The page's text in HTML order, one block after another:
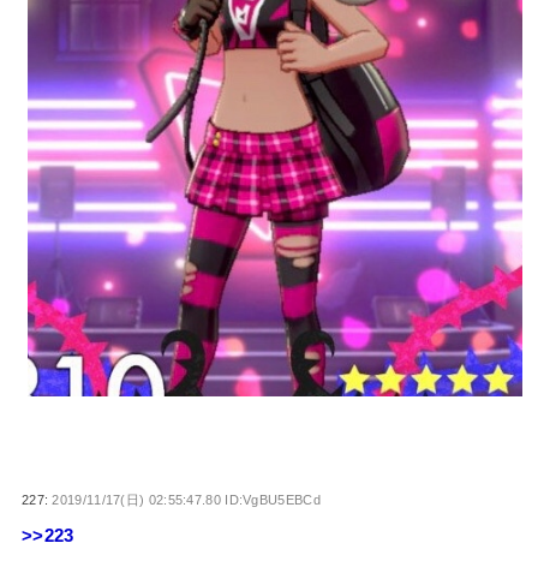
227:2019/11/17(日) 02:55:47.80 ID:VgBU5EBCd
>>223